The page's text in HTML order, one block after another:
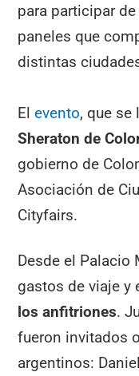
para participar
paneles que
distintas
Elevento, que se
Sheraton de
gobierno de
Asociación de
Cityfairs.
Desde el Palacio
gastos de viaje y
los anfitriones.
fueron invitados
argentinos: